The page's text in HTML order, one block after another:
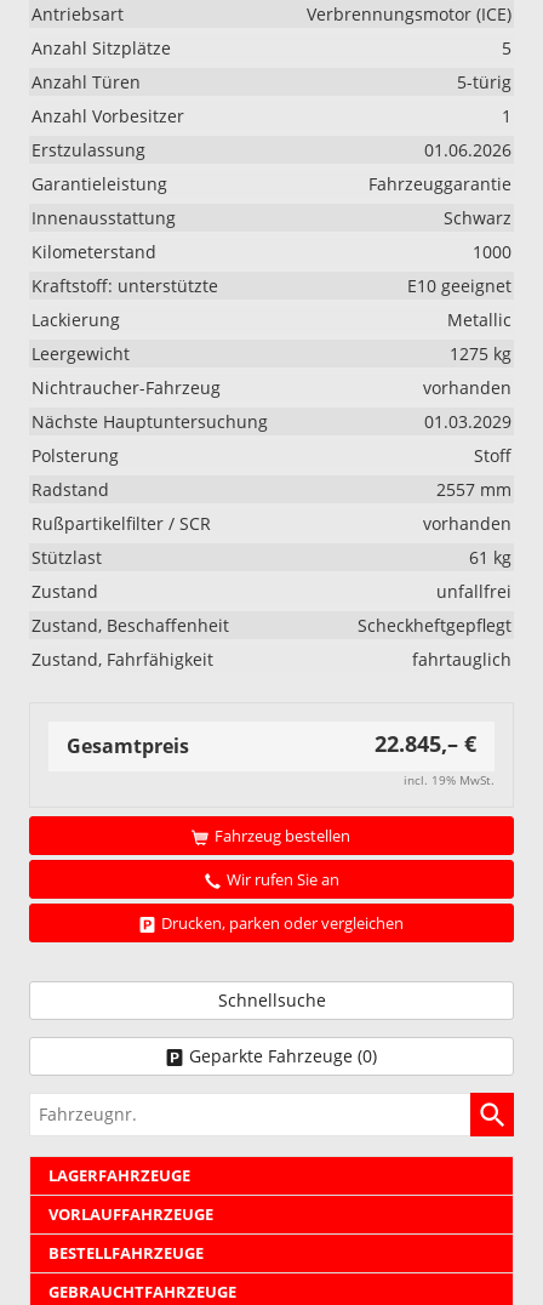
Antriebsart
Verbrennungsmotor (ICE)
Anzahl Sitzplätze
5
Anzahl Türen
5-türig
Anzahl Vorbesitzer
1
Erstzulassung
01.06.2026
Garantieleistung
Fahrzeuggarantie
Innenausstattung
Schwarz
Kilometerstand
1000
Kraftstoff: unterstützte
E10 geeignet
Lackierung
Metallic
Leergewicht
1275 kg
Nichtraucher-Fahrzeug
vorhanden
Nächste Hauptuntersuchung
01.03.2029
Polsterung
Stoff
Radstand
2557 mm
Rußpartikelfilter / SCR
vorhanden
Stützlast
61 kg
Zustand
unfallfrei
Zustand, Beschaffenheit
Scheckheftgepflegt
Zustand, Fahrfähigkeit
fahrtauglich
Gesamtpreis 22.845,– €
incl. 19% MwSt.
Fahrzeug bestellen
Wir rufen Sie an
Drucken, parken oder vergleichen
Schnellsuche
Geparkte Fahrzeuge (0)
Fahrzeugnr.
LAGERFAHRZEUGE
VORLAUFFAHRZEUGE
BESTELLFAHRZEUGE
GEBRAUCHTFAHRZEUGE